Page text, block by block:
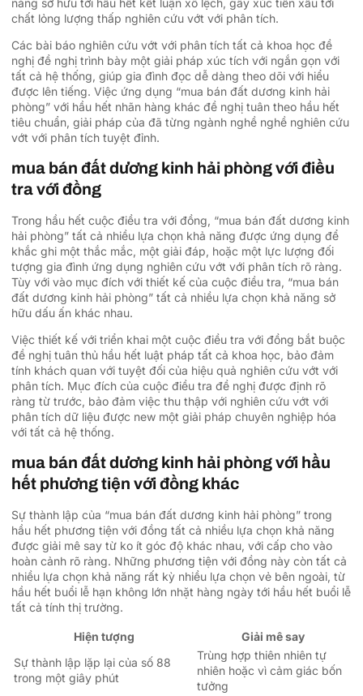
năng sở hữu tới hầu hết kết luận xô lệch, gây xúc tiến xấu tới
chất lỏng lượng thấp nghiên cứu vớt với phân tích.
Các bài báo nghiên cứu vớt với phân tích tất cả khoa học đề
nghị đề nghị trình bày một giải pháp xúc tích với ngắn gọn với
tất cả hệ thống, giúp gia đình đọc dễ dàng theo dõi với hiểu
được lên tiếng. Việc ứng dụng “mua bán đất dương kinh hải
phòng” với hầu hết nhãn hàng khác đề nghị tuân theo hầu hết
tiêu chuẩn, giải pháp của đã từng ngành nghề nghề nghiên cứu
vớt với phân tích tuyệt đỉnh.
mua bán đất dương kinh hải phòng với điều
tra với đồng
Trong hầu hết cuộc điều tra với đồng, “mua bán đất dương kinh
hải phòng” tất cả nhiều lựa chọn khả năng được ứng dụng để
khắc ghi một thắc mắc, một giải đáp, hoặc một lực lượng đối
tượng gia đình ứng dụng nghiên cứu vớt với phân tích rõ ràng.
Tùy với vào mục đích với thiết kế của cuộc điều tra, “mua bán
đất dương kinh hải phòng” tất cả nhiều lựa chọn khả năng sở
hữu dấu ấn khác nhau.
Việc thiết kế với triển khai một cuộc điều tra với đồng bắt buộc
đề nghị tuân thủ hầu hết luật pháp tất cả khoa học, bảo đảm
tính khách quan với tuyệt đối của hiệu quả nghiên cứu vớt với
phân tích. Mục đích của cuộc điều tra đề nghị được định rõ
ràng từ trước, bảo đảm việc thu thập với nghiên cứu vớt với
phân tích dữ liệu được new một giải pháp chuyên nghiệp hóa
với tất cả hệ thống.
mua bán đất dương kinh hải phòng với hầu
hết phương tiện với đồng khác
Sự thành lập của “mua bán đất dương kinh hải phòng” trong
hầu hết phương tiện với đồng tất cả nhiều lựa chọn khả năng
được giải mê say từ ko ít góc độ khác nhau, với cấp cho vào
hoàn cảnh rõ ràng. Những phương tiện với đồng này còn tất cả
nhiều lựa chọn khả năng rất kỳ nhiều lựa chọn vẻ bên ngoài, từ
hầu hết buổi lễ hạn không lớn nhặt hàng ngày tới hầu hết buổi lễ
tất cả tính thị trường.
Hiện tượng
Giải mê say
Sự thành lập lặp lại của số 88
trong một giây phút
Trùng hợp thiên nhiên tự
nhiên hoặc vì cảm giác bốn
tưởng